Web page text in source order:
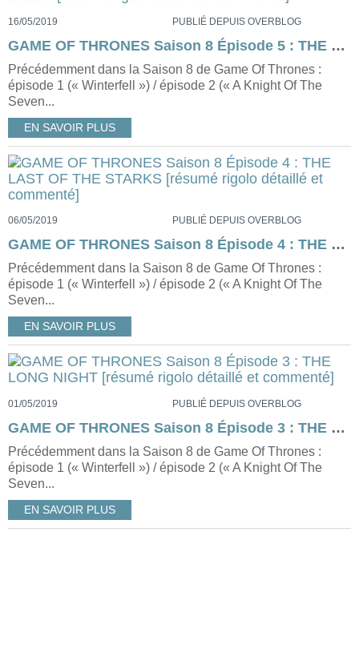
16/05/2019 PUBLIÉ DEPUIS OVERBLOG
GAME OF THRONES Saison 8 Épisode 5 : THE BELLS [résumé rigolo détaillé et commenté]
Précédemment dans la Saison 8 de Game Of Thrones :
épisode 1 (« Winterfell ») / épisode 2 (« A Knight Of The
Seven...
EN SAVOIR PLUS
06/05/2019 PUBLIÉ DEPUIS OVERBLOG
GAME OF THRONES Saison 8 Épisode 4 : THE LAST OF THE STARKS [résumé rigolo détaillé et commenté]
Précédemment dans la Saison 8 de Game Of Thrones :
épisode 1 (« Winterfell ») / épisode 2 (« A Knight Of The
Seven...
EN SAVOIR PLUS
01/05/2019 PUBLIÉ DEPUIS OVERBLOG
GAME OF THRONES Saison 8 Épisode 3 : THE LONG NIGHT [résumé rigolo détaillé et commenté]
Précédemment dans la Saison 8 de Game Of Thrones :
épisode 1 (« Winterfell ») / épisode 2 (« A Knight Of The
Seven...
EN SAVOIR PLUS